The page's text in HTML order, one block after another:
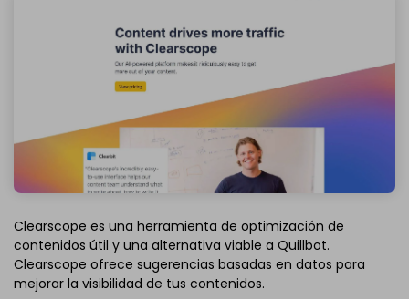
Clearscope es una herramienta de optimización de
contenidos útil y una alternativa viable a Quillbot.
Clearscope ofrece sugerencias basadas en datos para
mejorar la visibilidad de tus contenidos.